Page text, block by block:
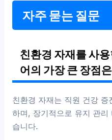
자주 묻는 질문
친환경 자재를 사
어의 가장 큰 장점
친환경 자재는 직원 건강
하며, 장기적으로 유지 관
습니다.